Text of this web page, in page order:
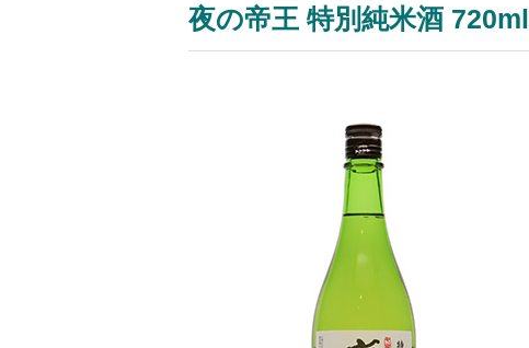
夜の帝王 特別純米酒 720ml